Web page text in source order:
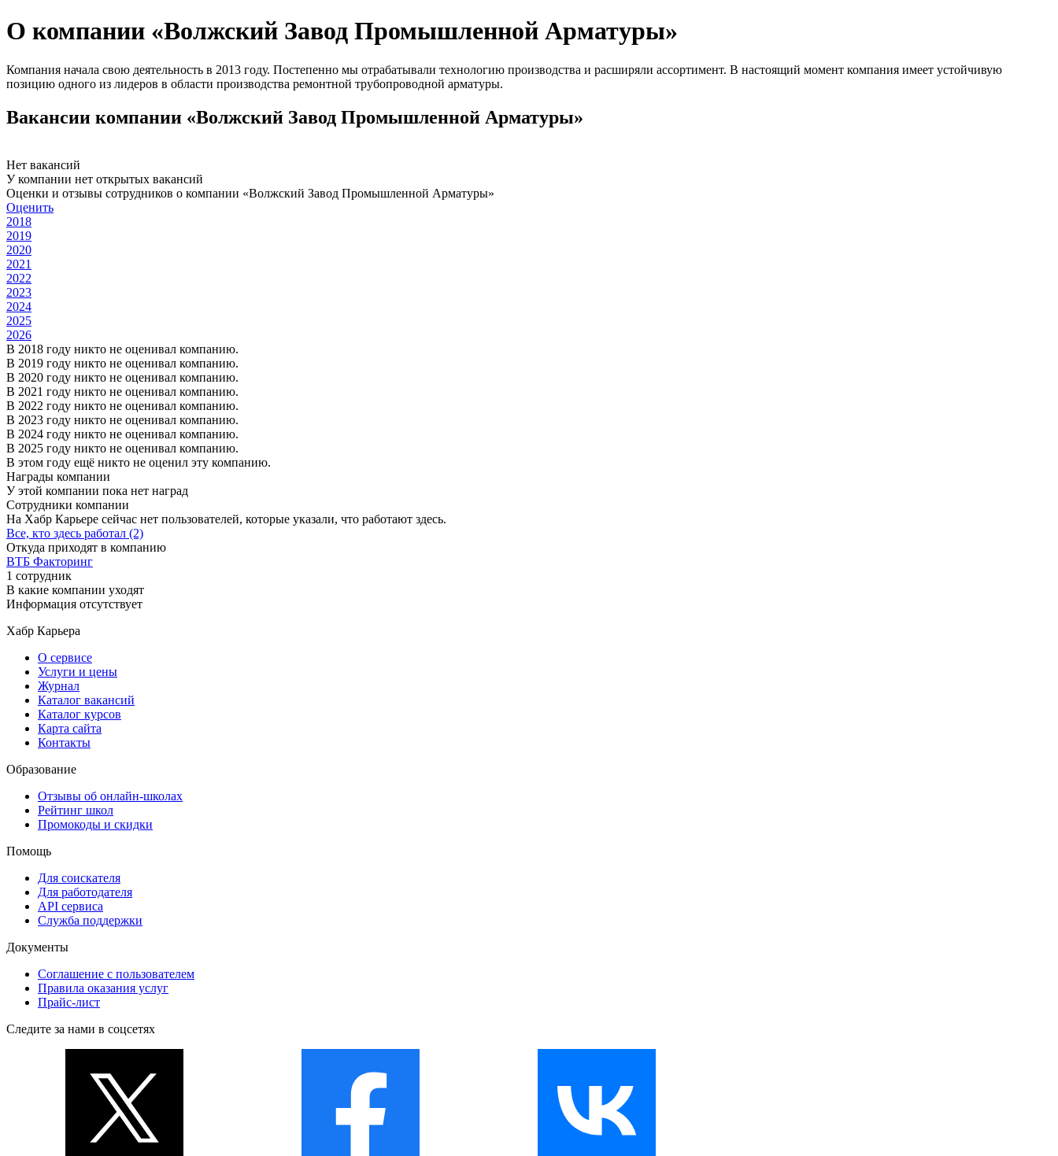
О компании «Волжский Завод Промышленной Арматуры»
Компания начала свою деятельность в 2013 году. Постепенно мы отрабатывали технологию производства и расширяли ассортимент. В настоящий момент компания имеет устойчивую
позицию одного из лидеров в области производства ремонтной трубопроводной арматуры.
Вакансии компании «Волжский Завод Промышленной Арматуры»
Нет вакансий
У компании нет открытых вакансий
Оценки и отзывы сотрудников о компании «Волжский Завод Промышленной Арматуры»
Оценить
2018
2019
2020
2021
2022
2023
2024
2025
2026
В 2018 году никто не оценивал компанию.
В 2019 году никто не оценивал компанию.
В 2020 году никто не оценивал компанию.
В 2021 году никто не оценивал компанию.
В 2022 году никто не оценивал компанию.
В 2023 году никто не оценивал компанию.
В 2024 году никто не оценивал компанию.
В 2025 году никто не оценивал компанию.
В этом году ещё никто не оценил эту компанию.
Награды компании
У этой компании пока нет наград
Сотрудники компании
На Хабр Карьере сейчас нет пользователей, которые указали, что работают здесь.
Все, кто здесь работал (2)
Откуда приходят в компанию
ВТБ Факторинг
1 сотрудник
В какие компании уходят
Информация отсутствует
Хабр Карьера
О сервисе
Услуги и цены
Журнал
Каталог вакансий
Каталог курсов
Карта сайта
Контакты
Образование
Отзывы об онлайн-школах
Рейтинг школ
Промокоды и скидки
Помощь
Для соискателя
Для работодателя
API сервиса
Служба поддержки
Документы
Соглашение с пользователем
Правила оказания услуг
Прайс-лист
Следите за нами в соцсетях